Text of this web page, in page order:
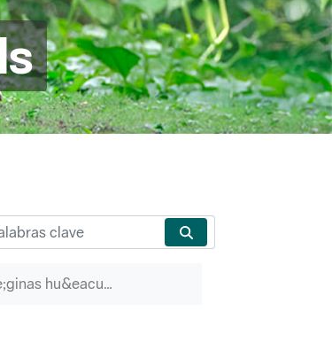
P&aacute;ginas hu&eacute;rfanas